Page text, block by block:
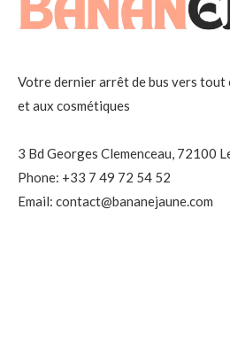
Votre dernier arrêt de bus vers tout
et aux cosmétiques
3 Bd Georges Clemenceau, 72100
Phone: +33 7 49 72 54 52
Email: contact@bananejaune.com